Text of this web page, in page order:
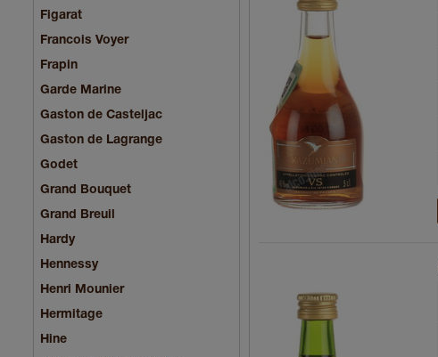
Figarat
Francois Voyer
Frapin
Garde Marine
Gaston de Casteljac
Gaston de Lagrange
Godet
Grand Bouquet
Grand Breuil
Hardy
Hennessy
Henri Mounier
Hermitage
Hine